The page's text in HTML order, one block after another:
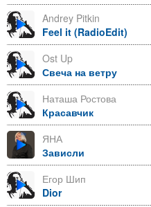
Andrey Pitkin
Feel it (RadioEdit)
Ost Up
Свеча на ветру
Наташа Ростова
Красавчик
ЯНА
Зависли
Егор Шип
Dior